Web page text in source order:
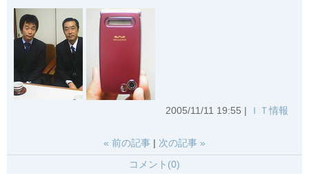
2005/11/11 19:55 ＩＴ情報
« 前の記事 次の記事 »
コメント(0)